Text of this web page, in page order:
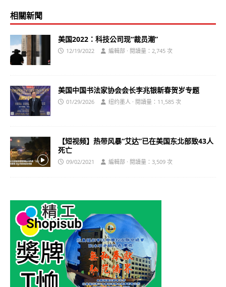
相關新聞
美国2022：科技公司现“裁员潮”
12/19/2022 編輯部 · 閱讀量：2,745 次
美国中国书法家协会会长李兆银新春贺岁专题
01/29/2026 纽约墨人 · 閱讀量：11,585 次
【短视频】热带风暴“艾达”已在美国东北部致43人
死亡
09/02/2021 編輯部 · 閱讀量：3,509 次